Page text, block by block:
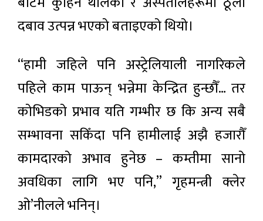
दबाव उत्पन्न भएको बताइएको थियो।
“हामी जहिले पनि अस्ट्रेलियाली नागरिकले
पहिले काम पाऊन् भन्नेमा केन्द्रित हुन्छौँ… तर
कोभिडको प्रभाव यति गम्भीर छ कि अन्य सबै
सम्भावना सकिँदा पनि हामीलाई अझै हजारौँ
कामदारको अभाव हुनेछ – कम्तीमा सानो
अवधिका लागि भए पनि,” गृहमन्त्री क्लेर
ओ’नीलले भनिन्।